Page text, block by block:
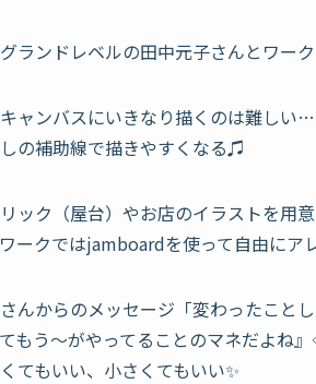
ランドレベルの田中元子さんとワー
ャンバスにいきなり描くのは難しい
の補助線で描きやすくなる♫
ック（屋台）やお店のイラストを用
ークではjamboardを使って自由にア
んからのメッセージ「変わったこと
てもう〜がやってることのマネだよね
てもいい、小さくてもいい✨